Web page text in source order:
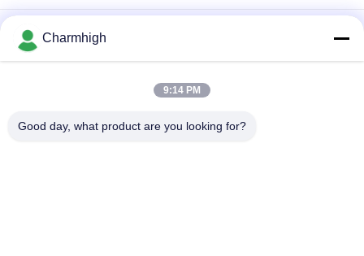
temperatura, 1400*300mm, máquina de soldadura por aire
caliente
CHM-6635 Horno de reflujo 6 zonas temporales (arriba
6+abajo 6) Máquina de soldadura de reflujo SMT de 2200*350
Charmhigh
9:14 PM
Good day, what product are you looking for?